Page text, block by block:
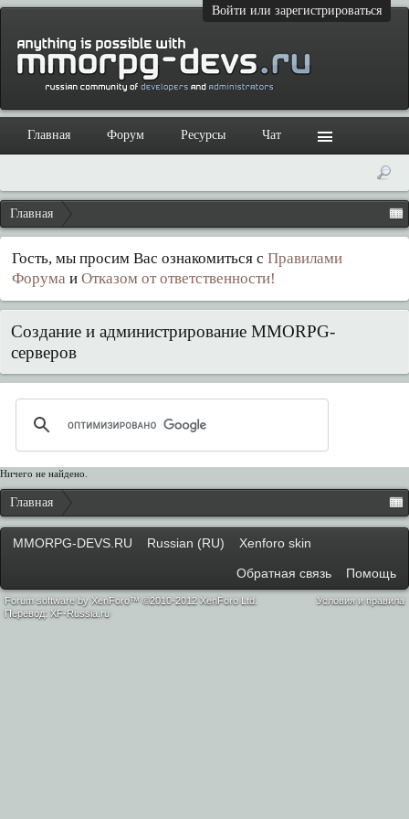
Войти или зарегистрироваться
Главная
Гость, мы просим Вас ознакомиться с Правилами
Форума и Отказом от ответственности!
Создание и администрирование MMORPG-
серверов
Ничего не найдено.
Главная
Главная Форум Ресурсы Чат
MMORPG-DEVS.RU Russian (RU) Xenforo skin
Обратная связь Помощь
Условия и правила
Forum software by XenForo™ ©2010-2012 XenForo Ltd.
Перевод: XF-Russia.ru